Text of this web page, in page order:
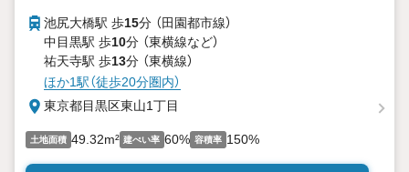
池尻大橋駅 歩15分 （田園都市線）
中目黒駅 歩10分 （東横線など）
祐天寺駅 歩13分 （東横線）
ほか1駅（徒歩20分圏内）
東京都目黒区東山1丁目
土地面積 49.32m² 建ぺい率 60% 容積率 150%